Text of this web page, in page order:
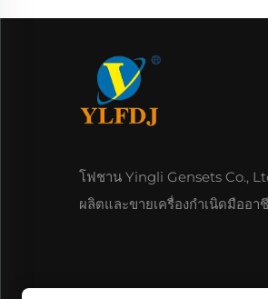
โฟชาน Yingli Gensets Co.,
ผลิตและขายเครื่องกําเนิดมืออา